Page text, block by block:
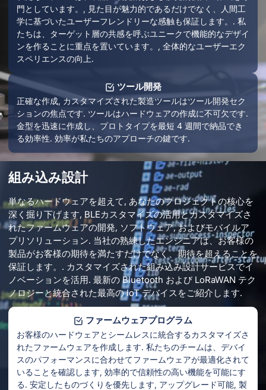
門としています。, 見た目が魅力的であるだけでなく、人間工
学に基づいたユーザーフレンドリーな感触も保証します。. 私
たちは、ターゲット層の共感を呼ぶユニークで機能的なデザイ
ンを作ることに重点を置いています。, 全体的なユーザーエク
スペリエンスの向上.
ツール開発
正確な作成, カスタマイズされた製造ツールはツール開発セク
ションの焦点です. ツールはハードウェアの作成に不可欠です.
金型を迅速に作成し、プロトタイプを最短 4 週間で納品でき
る効率性. 効率が私たちのアプローチの鍵です.
組み込み設計
単なるハードウェアを超えて, あなたのプロジェクトの核心を
深く掘り下げます, BLEカスタマイズの活用とカスタマイズさ
れたファームウェアの開発, ソフトウェア, およびモバイルア
プリソリューション. 当社の熟練したエンジニアは、お客様の
製品がお客様の期待を満たすだけでなく、期待を超えることを
保証します。. カスタマイズされた組み込み設計サービスでイ
ノベーションを活用. 最新の Bluetooth および LoRaWAN テク
ノロジーと統合された最高の IoT デバイスをご紹介します.
ファームウェアプログラム
お客様のハードウェアとシームレスに統合するカスタマイズさ
れたファームウェアを作成します. 私たちのチームは、デバイ
スのパフォーマンスに合わせてファームウェアが最適化されて
いることを確認します, 効率的で信頼性の高い機能を可能にす
る. 安定したものづくりを優先します, アップグレード可能, 製